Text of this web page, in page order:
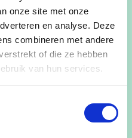
onze site met onze
en analyse. Deze
combineren met andere
of die ze hebben
van hun services.